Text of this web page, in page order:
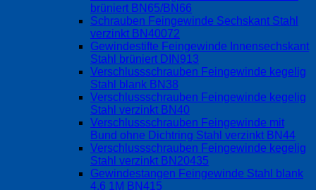
brüniert BN65/BN66
Schrauben Feingewinde Sechskant Stahl
verzinkt BN40072
Gewindestifte Feingewinde Innensechskant
Stahl brüniert DIN913
Verschlussschrauben Feingewinde kegelig
Stahl blank BN38
Verschlussschrauben Feingewinde kegelig
Stahl verzinkt BN40
Verschlussschrauben Feingewinde mit
Bund ohne Dichtring Stahl verzinkt BN44
Verschlussschrauben Feingewinde kegelig
Stahl verzinkt BN20435
Gewindestangen Feingewinde Stahl blank
4.6 1M BN415